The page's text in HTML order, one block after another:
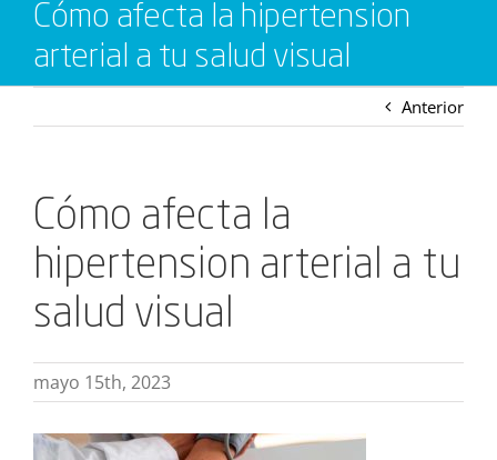
Cómo afecta la hipertension
arterial a tu salud visual
Anterior
Cómo afecta la
hipertension arterial a tu
salud visual
mayo 15th, 2023